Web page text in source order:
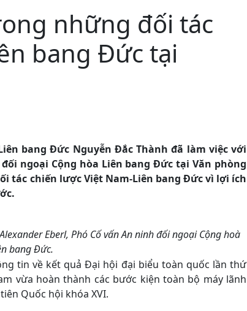
những đối tác
bang Đức tại
bang Đức Nguyễn Đắc Thành đã làm việc với
ngoại Cộng hòa Liên bang Đức tại Văn phòng
tác chiến lược Việt Nam-Liên bang Đức vì lợi ích
Eberl, Phó Cố vấn An ninh đối ngoại Cộng hoà
bang Đức.
tin về kết quả Đại hội đại biểu toàn quốc lần thứ
vừa hoàn thành các bước kiện toàn bộ máy lãnh
Quốc hội khóa XVI.